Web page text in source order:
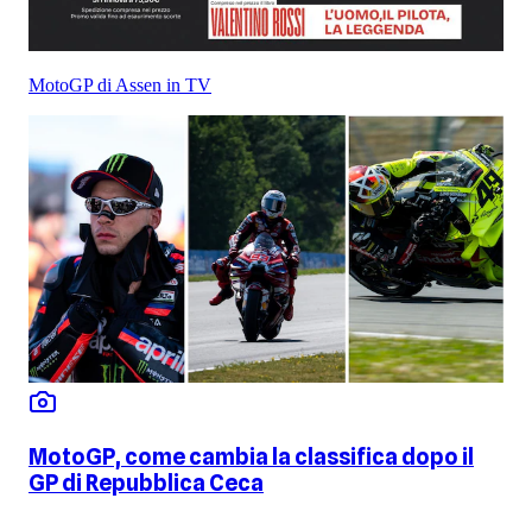
MotoGP di Assen in TV
MotoGP, come cambia la classifica dopo il
GP di Repubblica Ceca